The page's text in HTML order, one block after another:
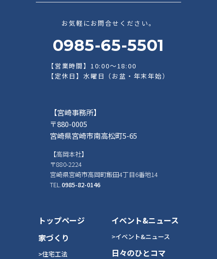
お気軽にお問合せください。
0985-65-5501
【営業時間】10:00～18:00
【定休日】水曜日（お盆・年末年始）
【宮崎事務所】
〒880-0005
宮崎県宮崎市南高松町5-65
【高岡本社】
〒880-2224
宮崎県宮崎市高岡町飯田4丁目6番地14
TEL. 0985-82-0146
トップページ
家づくり
>住宅工法
イベント&ニュース
>イベント&ニュース
日々のひとコマ